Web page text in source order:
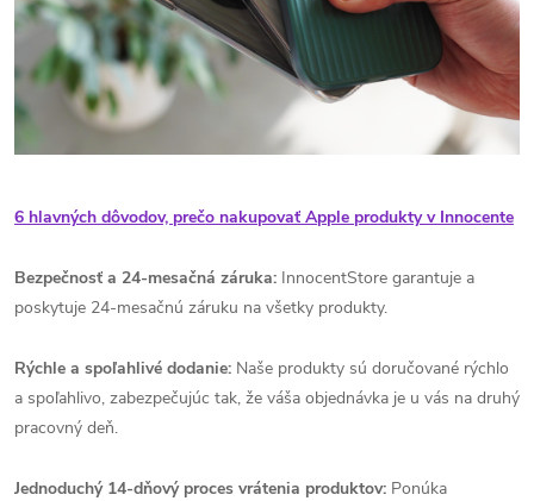
6 hlavných dôvodov, prečo nakupovať Apple produkty v Innocente
Bezpečnosť a 24-mesačná záruka: InnocentStore garantuje a
poskytuje 24-mesačnú záruku na všetky produkty.
Rýchle a spoľahlivé dodanie: Naše produkty sú doručované rýchlo
a spoľahlivo, zabezpečujúc tak, že váša objednávka je u vás na druhý
pracovný deň.
Jednoduchý 14-dňový proces vrátenia produktov: Ponúka